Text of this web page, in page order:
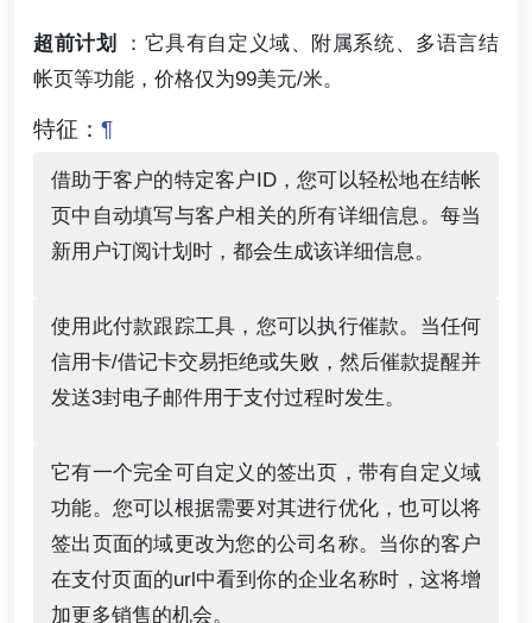
超前计划
：它具有自定义域、附属系统、多语言结
帐页等功能，价格仅为99美元/米。
特征： ¶
借助于客户的特定客户ID，您可以轻松地在结帐
页中自动填写与客户相关的所有详细信息。每当
新用户订阅计划时，都会生成该详细信息。
使用此付款跟踪工具，您可以执行催款。当任何
信用卡/借记卡交易拒绝或失败，然后催款提醒并
发送3封电子邮件用于支付过程时发生。
它有一个完全可自定义的签出页，带有自定义域
功能。您可以根据需要对其进行优化，也可以将
签出页面的域更改为您的公司名称。当你的客户
在支付页面的url中看到你的企业名称时，这将增
加更多销售的机会。